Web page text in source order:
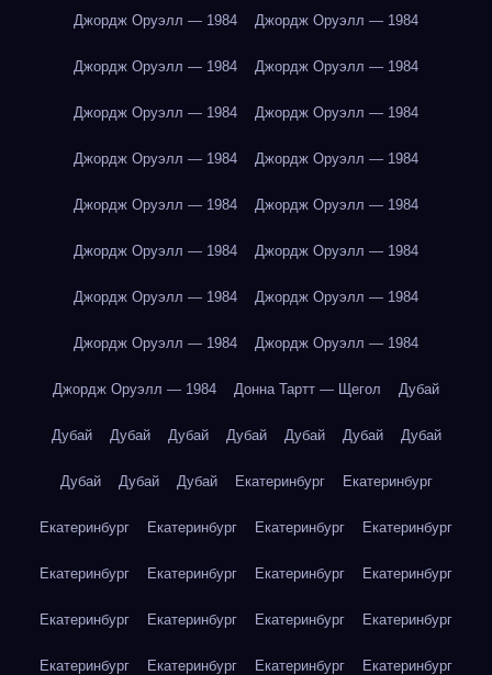
Джордж Оруэлл — 1984 Джордж Оруэлл — 1984
Джордж Оруэлл — 1984 Джордж Оруэлл — 1984
Джордж Оруэлл — 1984 Джордж Оруэлл — 1984
Джордж Оруэлл — 1984 Джордж Оруэлл — 1984
Джордж Оруэлл — 1984 Джордж Оруэлл — 1984
Джордж Оруэлл — 1984 Джордж Оруэлл — 1984
Джордж Оруэлл — 1984 Джордж Оруэлл — 1984
Джордж Оруэлл — 1984 Джордж Оруэлл — 1984
Джордж Оруэлл — 1984 Донна Тартт — Щегол Дубай
Дубай Дубай Дубай Дубай Дубай Дубай Дубай
Дубай Дубай Дубай Екатеринбург Екатеринбург
Екатеринбург Екатеринбург Екатеринбург Екатеринбург
Екатеринбург Екатеринбург Екатеринбург Екатеринбург
Екатеринбург Екатеринбург Екатеринбург Екатеринбург
Екатеринбург Екатеринбург Екатеринбург Екатеринбург